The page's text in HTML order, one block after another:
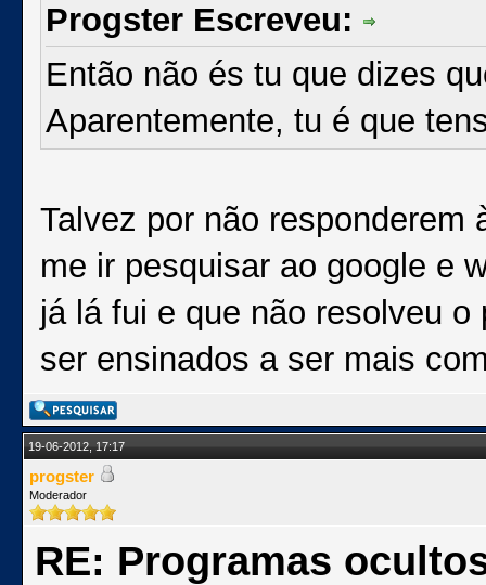
Progster Escreveu:
Então não és tu que dizes
Aparentemente, tu é que
Talvez por não responderem
me ir pesquisar ao google e
já lá fui e que não resolveu
ser ensinados a ser mais
19-06-2012, 17:17
progster
Moderador
RE: Programas